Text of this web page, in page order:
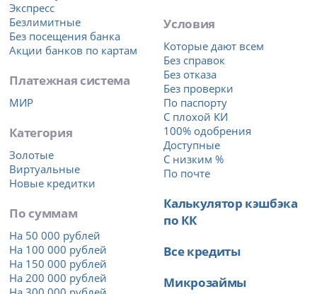
Экспресс
Безлимитные
Без посещения банка
Акции банков по картам
Платежная система
МИР
Категория
Золотые
Виртуальные
Новые кредитки
По суммам
На 50 000 рублей
На 100 000 рублей
На 150 000 рублей
На 200 000 рублей
Условия
Которые дают всем
Без справок
Без отказа
Без проверки
По паспорту
С плохой КИ
100% одобрения
Доступные
С низким %
По почте
Калькулятор кэшбэка
по КК
Все кредиты
Микрозаймы